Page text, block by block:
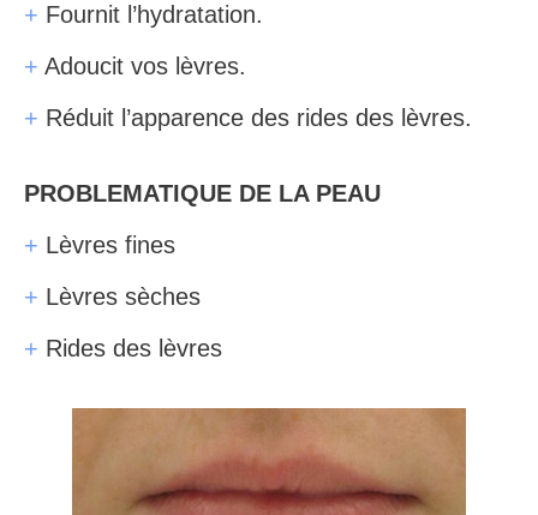
+ Fournit l’hydratation.
+ Adoucit vos lèvres.
+ Réduit l’apparence des rides des lèvres.
PROBLEMATIQUE DE LA PEAU
+ Lèvres fines
+ Lèvres sèches
+ Rides des lèvres